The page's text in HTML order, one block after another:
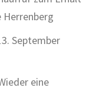
Herrenberg
September
eine